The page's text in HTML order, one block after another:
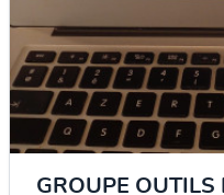
GROUPE OUTILS